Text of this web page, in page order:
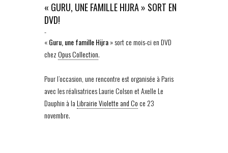
« GURU, UNE FAMILLE HIJRA » SORT EN
DVD!
-
«Guru, une famille Hijra» sort ce mois-ci en DVD
chezOpus Collection.
Pour l’occasion, une rencontre est organisée à Paris
avec les réalisatrices Laurie Colson et Axelle Le
Dauphin à laLibrairie Violette and Coce 23
novembre.